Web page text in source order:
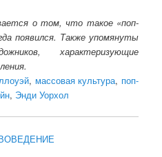
о том, что такое «поп-
появился. Также упомянуты
характеризующие
, массовая культура, поп-
, Энди Уорхол